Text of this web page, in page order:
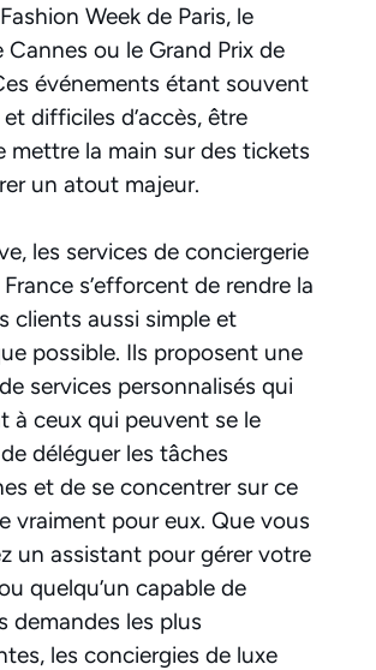
Week de Paris, le
Cannes ou le Grand Prix de
événements étant souvent
difficiles d’accès, être
mettre la main sur des tickets
un atout majeur.
les services de conciergerie
s’efforcent de rendre la
clients aussi simple et
possible. Ils proposent une
services personnalisés qui
à ceux qui peuvent se le
déléguer les tâches
et de se concentrer sur ce
vraiment pour eux. Que vous
un assistant pour gérer votre
quelqu’un capable de
demandes les plus
les conciergies de luxe